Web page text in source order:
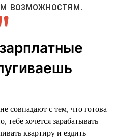
возможностям.
совпадают с тем, что готова
хочется зарабатывать
квартиру и ездить